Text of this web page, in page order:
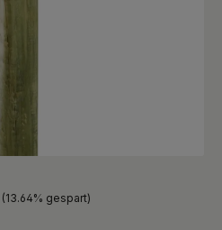
(13.64% gespart)